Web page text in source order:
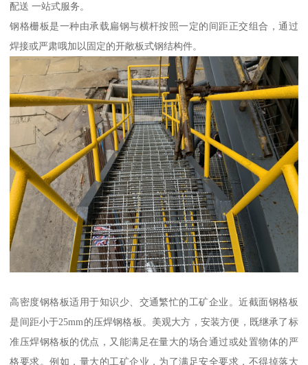
配送 一站式服务。
钢格栅板是一种由承载扁钢与横杆按照一定的间距正交组合，通过
焊接或严肃哦加以固定的开敞板式钢结构件。
高密度钢格板适用于知识少、交通繁忙的工矿企业。近截面钢格板
是间距小于25mm的压焊钢格板。美观大方，安装方便，既继承了标
准压焊钢格板的优点，又能满足在量大的场合通过或处置物体的严
格要求。例如，量大的工矿企业，为了满足安全要求，不得掉落大